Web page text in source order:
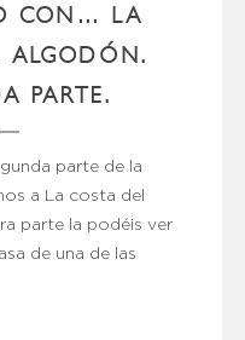
CON… LA
ALGODÓN.
PARTE.
parte de la
a La costa del
parte la podéis ver
de una de las